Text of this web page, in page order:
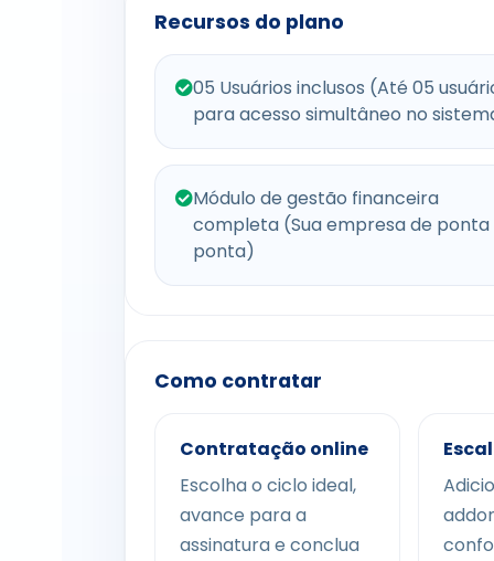
Recursos do plano
05 Usuários inclusos (Até 05
para acesso simultâneo no
Módulo de gestão financeira
completa (Sua empresa de ponta
ponta)
Como contratar
Contratação online
Escolha o ciclo ideal,
avance para a
assinatura e conclua